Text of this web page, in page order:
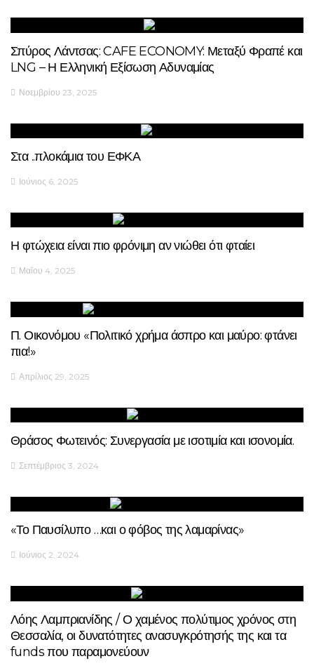
Σπύρος Λάντσας: CAFE ECONOMY: Μεταξύ Φραπέ και
LNG – Η Ελληνική Εξίσωση Αδυναμίας
Νοεμβρίου 23, 2025
Στα ..πλοκάμια του ΕΦΚΑ
Ιούνιος 6, 2025
Η φτώχεια είναι πιο φρόνιμη αν νιώθει ότι φταίει
Μαΐου 4, 2025
Π. Οικονόμου «Πολιτικό χρήμα άσπρο και μαύρο: φτάνει
πια!»
Απρίλιος 29, 2025
Θράσος Φωτεινός: Συνεργασία με ισοτιμία και ισονομία.
Σεπτέμβριος 3, 2024
«Το Παυσίλυπο …και ο φόβος της λαμαρίνας»
Ιούνιος 2, 2024
Λόης Λαμπριανίδης / Ο χαμένος πολύτιμος χρόνος στη
Θεσσαλία, οι δυνατότητες ανασυγκρότησής της και τα
funds που παραμονεύουν